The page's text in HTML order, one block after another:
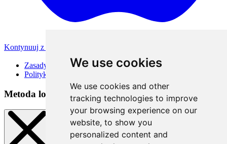
We use cookies
We use cookies and other
tracking technologies to improve
your browsing experience on our
website, to show you
personalized content and
Kontynuuj z Apple
Zasady korzystania
Polityka Prywatności
Metoda logowania